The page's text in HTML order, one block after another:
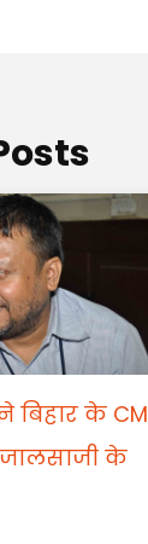
बिहार के CM
जालसाजी के